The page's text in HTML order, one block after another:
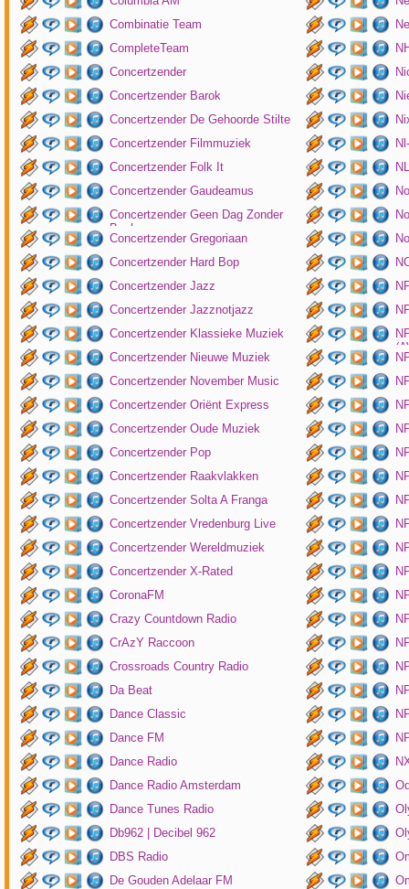
Combinatie Team
CompleteTeam
Concertzender
Concertzender Barok
Concertzender De Gehoorde Stilte
Concertzender Filmmuziek
Concertzender Folk It
Concertzender Gaudeamus
Concertzender Geen Dag Zonder
Bach
Concertzender Gregoriaan
Concertzender Hard Bop
Concertzender Jazz
Concertzender Jazznotjazz
Concertzender Klassieke Muziek
Concertzender Nieuwe Muziek
Concertzender November Music
Concertzender Oriënt Express
Concertzender Oude Muziek
Concertzender Pop
Concertzender Raakvlakken
Concertzender Solta A Franga
Concertzender Vredenburg Live
Concertzender Wereldmuziek
Concertzender X-Rated
CoronaFM
Crazy Countdown Radio
CrAzY Raccoon
Crossroads Country Radio
Da Beat
Dance Classic
Dance FM
Dance Radio
Dance Radio Amsterdam
Dance Tunes Radio
Db962 | Decibel 962
DBS Radio
De Gouden Adelaar FM